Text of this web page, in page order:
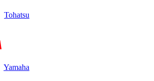
Tohatsu
Yamaha